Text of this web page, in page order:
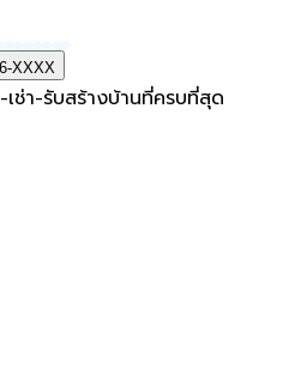
XXXX
ช่า-รับสร้างบ้านที่ครบที่สุด